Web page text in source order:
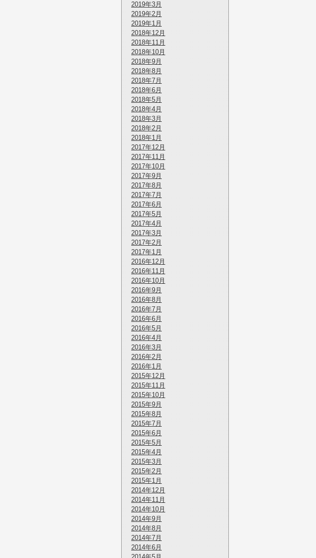
2019年3月
2019年2月
2019年1月
2018年12月
2018年11月
2018年10月
2018年9月
2018年8月
2018年7月
2018年6月
2018年5月
2018年4月
2018年3月
2018年2月
2018年1月
2017年12月
2017年11月
2017年10月
2017年9月
2017年8月
2017年7月
2017年6月
2017年5月
2017年4月
2017年3月
2017年2月
2017年1月
2016年12月
2016年11月
2016年10月
2016年9月
2016年8月
2016年7月
2016年6月
2016年5月
2016年4月
2016年3月
2016年2月
2016年1月
2015年12月
2015年11月
2015年10月
2015年9月
2015年8月
2015年7月
2015年6月
2015年5月
2015年4月
2015年3月
2015年2月
2015年1月
2014年12月
2014年11月
2014年10月
2014年9月
2014年8月
2014年7月
2014年6月